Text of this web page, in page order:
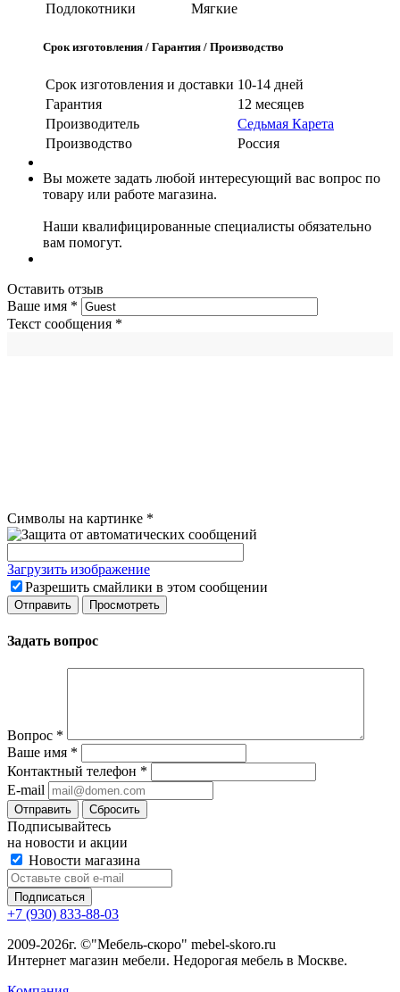
Подлокотники
Мягкие
Срок изготовления / Гарантия / Производство
Срок изготовления и доставки 10-14 дней
Гарантия
12 месяцев
Производитель
Седьмая Карета
Производство
Россия
Вы можете задать любой интересующий вас вопрос по
товару или работе магазина.
Наши квалифицированные специалисты обязательно
вам помогут.
Оставить отзыв
Ваше имя *
Текст сообщения *
Символы на картинке *
Загрузить изображение
Разрешить смайлики в этом сообщении
Задать вопрос
Вопрос *
Ваше имя *
Контактный телефон *
E-mail
Сбросить
Подписывайтесь
на новости и акции
Новости магазина
+7 (930) 833-88-03
2009-2026г. ©"Мебель-скоро" mebel-skoro.ru
Интернет магазин мебели. Недорогая мебель в Москве.